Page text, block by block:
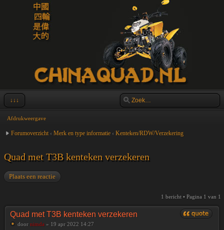
↓↓↓
Afdrukweergave
Forumoverzicht ‹ Merk en type informatie ‹ Kenteken/RDW/Verzekering
Quad met T3B kenteken verzekeren
Plaats een reactie
1 bericht • Pagina 1 van 1
Quad met T3B kenteken verzekeren
door nimda » 19 apr 2022 14:27